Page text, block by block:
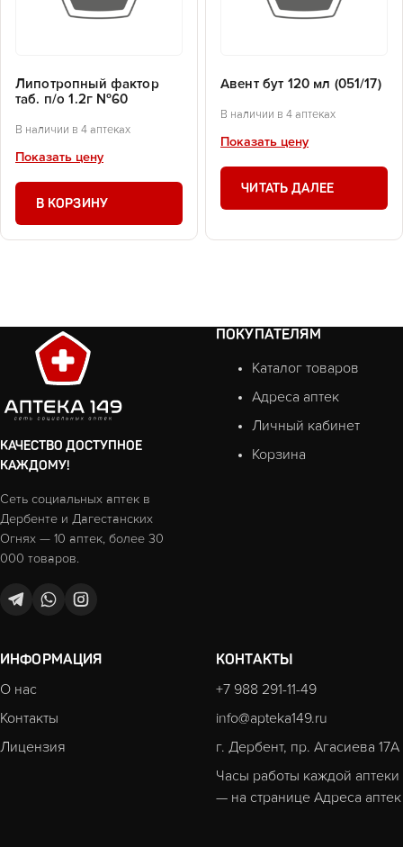
Липотропный фактор
таб. п/о 1.2г №60
В наличии в 4 аптеках
Показать цену
В КОРЗИНУ
Авент бут 120 мл (051/17)
В наличии в 4 аптеках
Показать цену
ЧИТАТЬ ДАЛЕЕ
КАЧЕСТВО ДОСТУПНОЕ
КАЖДОМУ!
Сеть социальных аптек в
Дербенте и Дагестанских
Огнях — 10 аптек, более 30
000 товаров.
ПОКУПАТЕЛЯМ
Каталог товаров
Адреса аптек
Личный кабинет
Корзина
ИНФОРМАЦИЯ
О нас
Контакты
Лицензия
КОНТАКТЫ
+7 988 291-11-49
info@apteka149.ru
г. Дербент, пр. Агасиева 17А
Часы работы каждой аптеки
— на странице Адреса аптек